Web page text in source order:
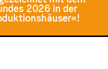
2026 in der